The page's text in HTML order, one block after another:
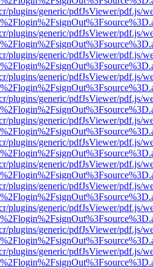
plugins/generic/pdfJsViewer/pdf.js/
plugins/generic/pdfJsViewer/pdf.js/
plugins/generic/pdfJsViewer/pdf.js/
plugins/generic/pdfJsViewer/pdf.js/
plugins/generic/pdfJsViewer/pdf.js/
plugins/generic/pdfJsViewer/pdf.js/
plugins/generic/pdfJsViewer/pdf.js/
plugins/generic/pdfJsViewer/pdf.js/
plugins/generic/pdfJsViewer/pdf.js/
plugins/generic/pdfJsViewer/pdf.js/
plugins/generic/pdfJsViewer/pdf.js/
plugins/generic/pdfJsViewer/pdf.js/